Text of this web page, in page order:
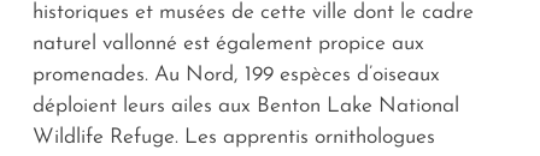
historiques et musées de cette ville dont le cadre
naturel vallonné est également propice aux
promenades. Au Nord, 199 espèces d’oiseaux
déploient leurs ailes aux Benton Lake National
Wildlife Refuge. Les apprentis ornithologues